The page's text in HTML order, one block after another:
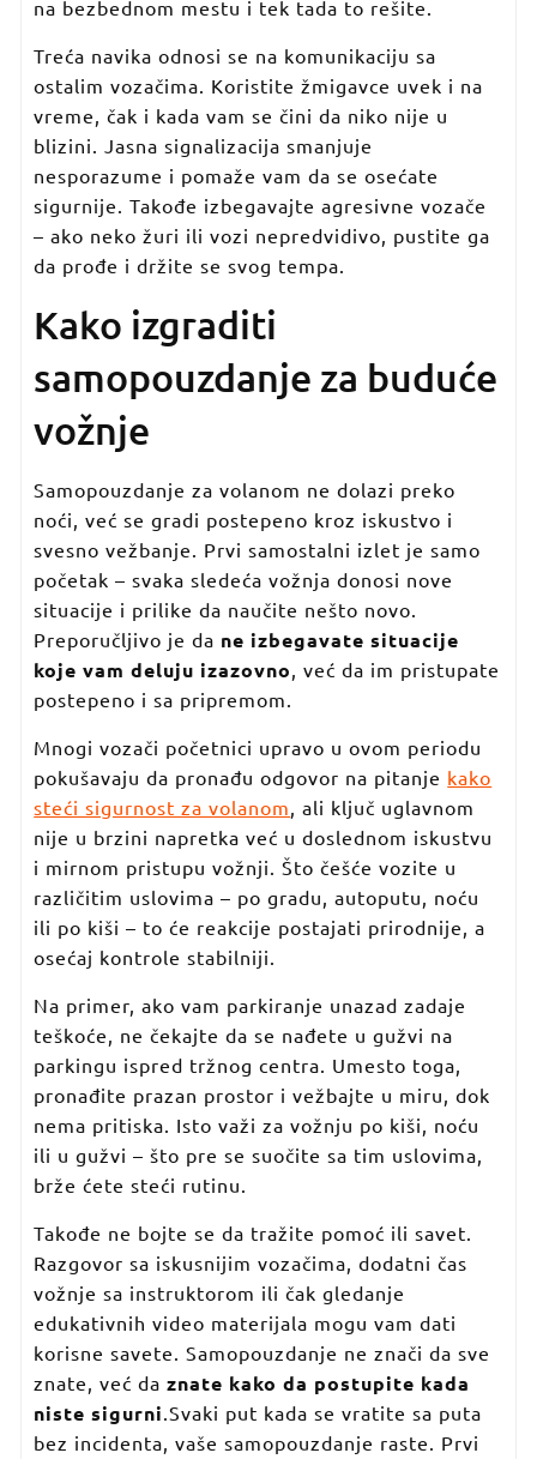
na bezbednom mestu i tek tada to rešite.
Treća navika odnosi se na komunikaciju sa
ostalim vozačima. Koristite žmigavce uvek i na
vreme, čak i kada vam se čini da niko nije u
blizini. Jasna signalizacija smanjuje
nesporazume i pomaže vam da se osećate
sigurnije. Takođe izbegavajte agresivne vozače
– ako neko žuri ili vozi nepredvidivo, pustite ga
da prođe i držite se svog tempa.
Kako izgraditi
samopouzdanje za buduće
vožnje
Samopouzdanje za volanom ne dolazi preko
noći, već se gradi postepeno kroz iskustvo i
svesno vežbanje. Prvi samostalni izlet je samo
početak – svaka sledeća vožnja donosi nove
situacije i prilike da naučite nešto novo.
Preporučljivo je da ne izbegavate situacije
koje vam deluju izazovno, već da im pristupate
postepeno i sa pripremom.
Mnogi vozači početnici upravo u ovom periodu
pokušavaju da pronađu odgovor na pitanje kako
steći sigurnost za volanom, ali ključ uglavnom
nije u brzini napretka već u doslednom iskustvu
i mirnom pristupu vožnji. Što češće vozite u
različitim uslovima – po gradu, autoputu, noću
ili po kiši – to će reakcije postajati prirodnije, a
osećaj kontrole stabilniji.
Na primer, ako vam parkiranje unazad zadaje
teškoće, ne čekajte da se nađete u gužvi na
parkingu ispred tržnog centra. Umesto toga,
pronađite prazan prostor i vežbajte u miru, dok
nema pritiska. Isto važi za vožnju po kiši, noću
ili u gužvi – što pre se suočite sa tim uslovima,
brže ćete steći rutinu.
Takođe ne bojte se da tražite pomoć ili savet.
Razgovor sa iskusnijim vozačima, dodatni čas
vožnje sa instruktorom ili čak gledanje
edukativnih video materijala mogu vam dati
korisne savete. Samopouzdanje ne znači da sve
znate, već daznate kako da postupite kada
niste sigurni.Svaki put kada se vratite sa puta
bez incidenta, vaše samopouzdanje raste. Prvi